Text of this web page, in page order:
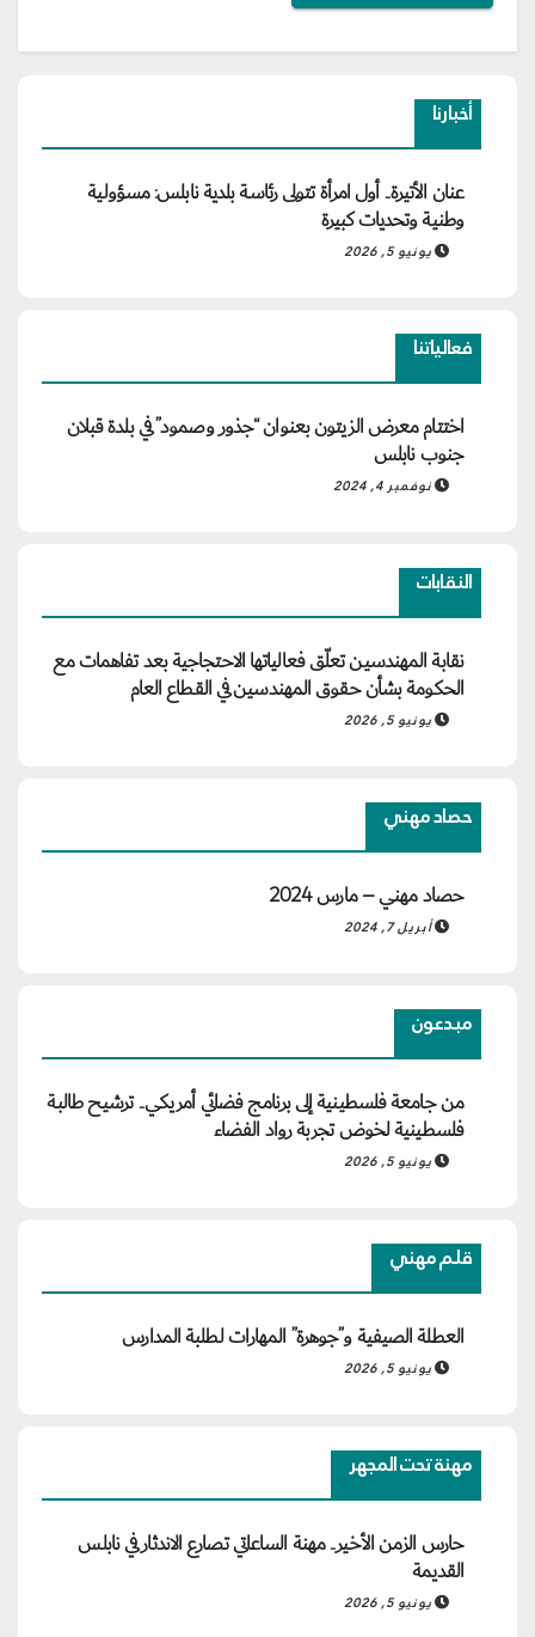
أخبارنا
عنان الأتيرة.. أول امرأة تتولى رئاسة بلدية نابلس: مسؤولية
وطنية وتحديات كبيرة
يونيو 5, 2026
فعالياتنا
اختتام معرض الزيتون بعنوان “جذور وصمود” في بلدة قبلان
جنوب نابلس
نوفمبر 4, 2024
النقابات
نقابة المهندسين تعلّق فعالياتها الاحتجاجية بعد تفاهمات مع
الحكومة بشأن حقوق المهندسين في القطاع العام
يونيو 5, 2026
حصاد مهني
حصاد مهني – مارس 2024
أبريل 7, 2024
مبدعون
من جامعة فلسطينية إلى برنامج فضائي أمريكي.. ترشيح طالبة
فلسطينية لخوض تجربة رواد الفضاء
يونيو 5, 2026
قلم مهني
العطلة الصيفية و”جوهرة” المهارات لطلبة المدارس
يونيو 5, 2026
مهنة تحت المجهر
حارس الزمن الأخير.. مهنة الساعاتي تصارع الاندثار في نابلس
القديمة
يونيو 5, 2026